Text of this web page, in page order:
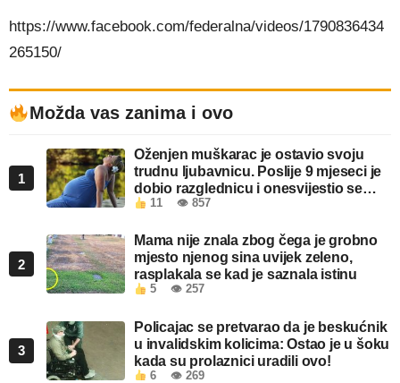
https://www.facebook.com/federalna/videos/1790836434
265150/
Možda vas zanima i ovo
1
Oženjen muškarac je ostavio svoju
trudnu ljubavnicu. Poslije 9 mjeseci je
dobio razglednicu i onesvijestio se
kada je pročitao šta piše!
11 👁 857
2
Mama nije znala zbog čega je grobno
mjesto njenog sina uvijek zeleno,
rasplakala se kad je saznala istinu
5 👁 257
3
Policajac se pretvarao da je beskućnik
u invalidskim kolicima: Ostao je u šoku
kada su prolaznici uradili ovo!
6 👁 269